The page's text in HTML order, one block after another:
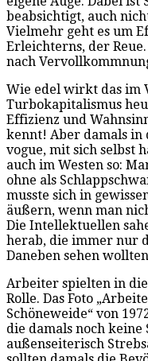
beabsichtigt, auch
Vielmehr geht es um
Erleichterns, der
nach
Wie edel wirkt das im
Turbokapitalismus
Effizienz und
kennt! Aber damals in
vogue, mit sich selbst
auch im Westen so:
ohne als
musste sich in
äußern, wenn man
Die Intellektuellen
herab, die immer nur
Daneben sehen
Arbeiter spielten in
Rolle. Das Foto
Schöneweide“ von
die damals noch
außenseiterisch